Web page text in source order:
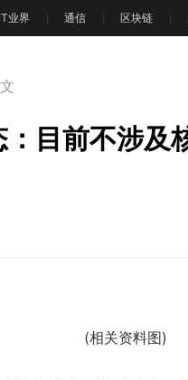
IT业界 通信 区块链
目前不涉及
(相关资料图)